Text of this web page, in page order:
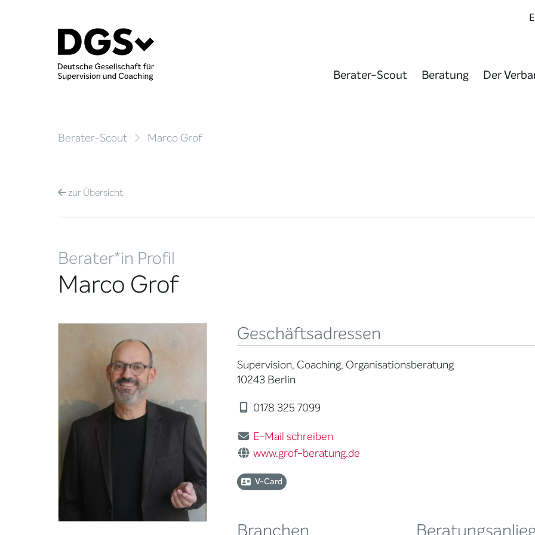
Berater-Scout Beratung Der
Berater-Scout Marco Grof
zurÜbersicht
Berater*in Profil
Marco Grof
Geschäftsadressen
Supervision, Coaching, Organisationsberatung
10243 Berlin
0178 325 7099
E-Mail schreiben
www.grof-beratung.de
V-Card